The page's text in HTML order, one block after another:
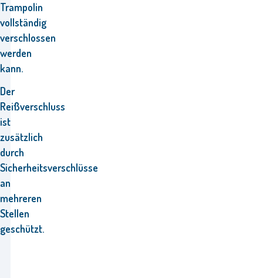
Trampolin
vollständig
verschlossen
werden
kann.
Der
Reißverschluss
ist
zusätzlich
durch
Sicherheitsverschlüsse
an
mehreren
Stellen
geschützt.